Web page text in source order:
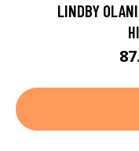
LINDBY